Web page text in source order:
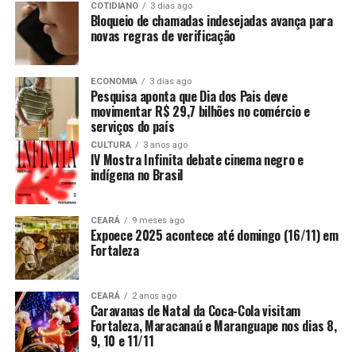
COTIDIANO 3 dias ago
Bloqueio de chamadas indesejadas avança para
novas regras de verificação
ECONOMIA 3 dias ago
Pesquisa aponta que Dia dos Pais deve
movimentar R$ 29,7 bilhões no comércio e
serviços do país
CULTURA 3 anos ago
IV Mostra Infinita debate cinema negro e
indígena no Brasil
CEARÁ 9 meses ago
Expoece 2025 acontece até domingo (16/11) em
Fortaleza
CEARÁ 2 anos ago
Caravanas de Natal da Coca-Cola visitam
Fortaleza, Maracanaú e Maranguape nos dias 8,
9, 10 e 11/11